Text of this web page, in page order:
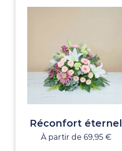
Réconfort éternel
À partir de 69,95 €